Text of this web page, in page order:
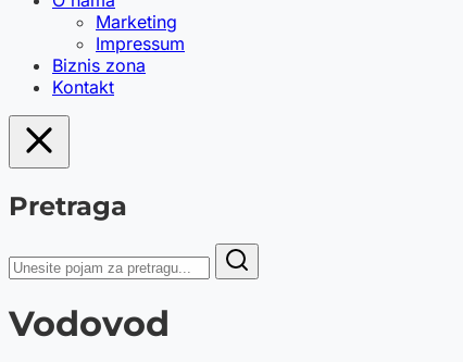
Marketing
Impressum
Biznis zona
Kontakt
Pretraga
Vodovod